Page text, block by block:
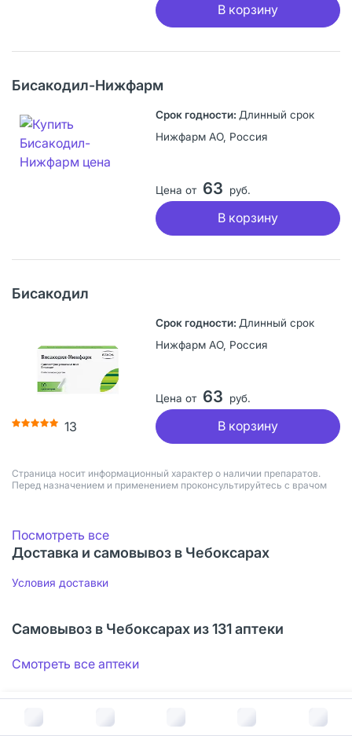
В корзину за
В корзину
Бисакодил-Нижфарм
Длинный срок
Нижфарм АО, Россия
Цена от 63 руб.
В корзину
Бисакодил
13
Длинный срок
Нижфарм АО, Россия
Цена от 63 руб.
В корзину
Страница носит информационный характер о наличии препаратов.
Перед назначением и применением проконсультируйтесь с врачом
Посмотреть все
Доставка и самовывоз в Чебоксарах
Условия доставки
Самовывоз в Чебоксарах из 131 аптеки
Смотреть все аптеки